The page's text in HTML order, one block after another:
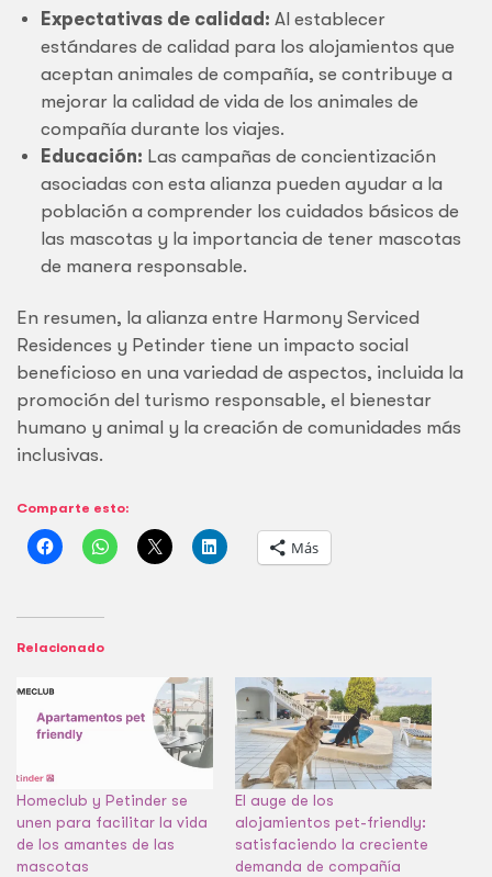
Expectativas de calidad: Al establecer
estándares de calidad para los alojamientos que
aceptan animales de compañía, se contribuye a
mejorar la calidad de vida de los animales de
compañía durante los viajes.
Educación: Las campañas de concientización
asociadas con esta alianza pueden ayudar a la
población a comprender los cuidados básicos de
las mascotas y la importancia de tener mascotas
de manera responsable.
En resumen, la alianza entre Harmony Serviced
Residences y Petinder tiene un impacto social
beneficioso en una variedad de aspectos, incluida la
promoción del turismo responsable, el bienestar
humano y animal y la creación de comunidades más
inclusivas.
Comparte esto:
Más
Relacionado
Homeclub y Petinder se
unen para facilitar la vida
de los amantes de las
mascotas
El auge de los
alojamientos pet-friendly:
satisfaciendo la creciente
demanda de compañía